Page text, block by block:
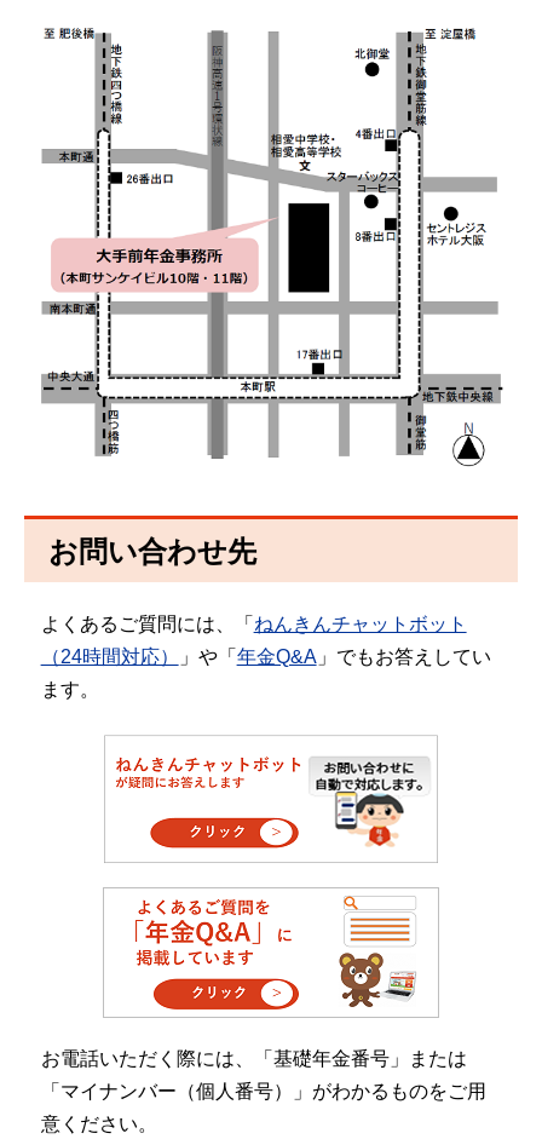
お問い合わせ先
よくあるご質問には、「 ねんきんチャットボット
（24時間対応）
」や「 年金Q&A」でもお答えしてい
ます。
お電話いただく際には、「基礎年金番号」または
「マイナンバー（個人番号）」がわかるものをご用
意ください。